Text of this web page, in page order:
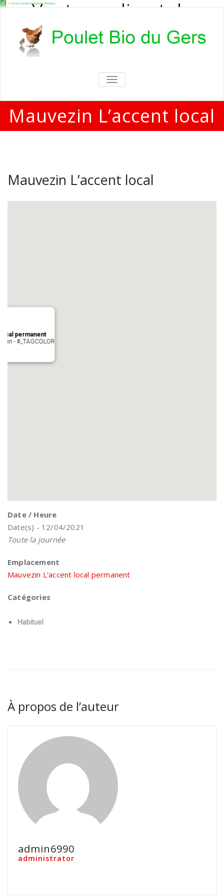
Vente en direct de
poulets bio
Vente en direct de poulets bio aux
particuliers et professionnels
TOGGLE
NAVIGATION
Mauvezin L’accent local
Mauvezin L’accent local
permanent
- #_TAGCOLOR
Date / Heure
Date(s) - 12/04/2021
Toute la journée
Emplacement
Mauvezin L'accent local permanent
Catégories
Habituel
À propos de l’auteur
admin6990
administrator